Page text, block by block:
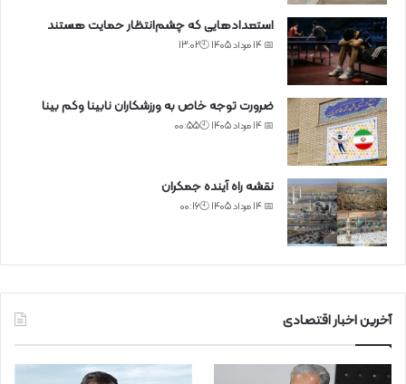
استعدادهایی که چشم‌انتظار حمایت هستند
📅 14 مرداد 1405 🕙13:02
ضرورت توجه خاص به ورزشکاران نابینا وکم بینا
📅 14 مرداد 1405 🕙00:55
نقشه راه آینده جمکران
📅 14 مرداد 1405 🕙00:16
آخرین اخبار اقتصادی